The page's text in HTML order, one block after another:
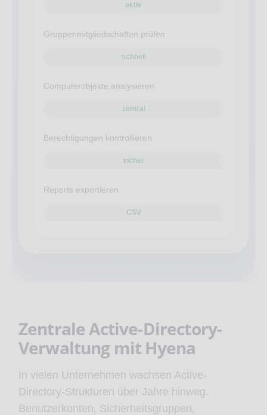
aktiv
Gruppenmitgliedschaften prüfen
schnell
Computerobjekte analysieren
zentral
Berechtigungen kontrollieren
sicher
Reports exportieren
CSV
Zentrale Active-Directory-
Verwaltung mit Hyena
In vielen Unternehmen wachsen Active-
Directory-Strukturen über Jahre hinweg.
Benutzerkonten, Sicherheitsgruppen,